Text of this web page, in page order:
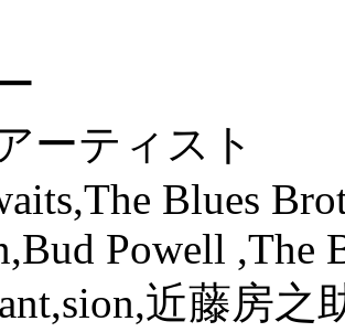
ーティスト
Blues
Powell ,The
近藤房